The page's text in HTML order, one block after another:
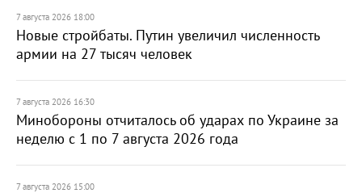
7 августа 2026 18:00
Новые стройбаты. Путин увеличил численность
армии на 27 тысяч человек
7 августа 2026 16:30
Минобороны отчиталось об ударах по Украине за
неделю с 1 по 7 августа 2026 года
7 августа 2026 15:00